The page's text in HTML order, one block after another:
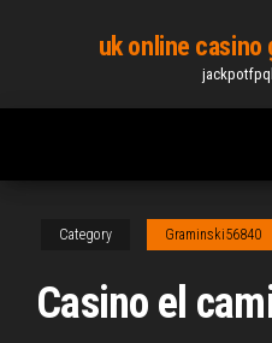
content
uk online casino
Category Graminski56840
Casino el